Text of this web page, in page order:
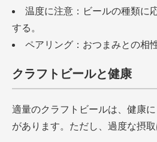
温度に注意：ビールの種類に
する。
ペアリング：おつまみとの相
クラフトビールと健康
適量のクラフトビールは、健康
があります。ただし、過度な摂取